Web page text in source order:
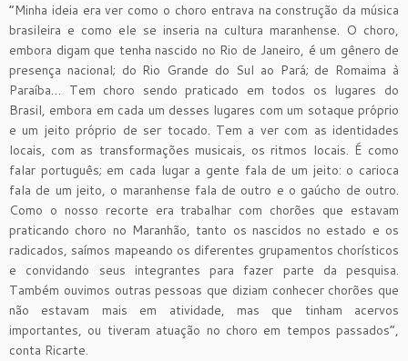
“Minha ideia era ver como o choro entrava na construção da música
brasileira e como ele se inseria na cultura maranhense. O choro,
embora digam que tenha nascido no Rio de Janeiro, é um gênero de
presença nacional; do Rio Grande do Sul ao Pará; de Romaima à
Paraíba… Tem choro sendo praticado em todos os lugares do
Brasil, embora em cada um desses lugares com um sotaque próprio
e um jeito próprio de ser tocado. Tem a ver com as identidades
locais, com as transformações musicais, os ritmos locais. É como
falar português; em cada lugar a gente fala de um jeito: o carioca
fala de um jeito, o maranhense fala de outro e o gaúcho de outro.
Como o nosso recorte era trabalhar com chorões que estavam
praticando choro no Maranhão, tanto os nascidos no estado e os
radicados, saímos mapeando os diferentes grupamentos chorísticos
e convidando seus integrantes para fazer parte da pesquisa.
Também ouvimos outras pessoas que diziam conhecer chorões que
não estavam mais em atividade, mas que tinham acervos
importantes, ou tiveram atuação no choro em tempos passados”,
conta Ricarte.